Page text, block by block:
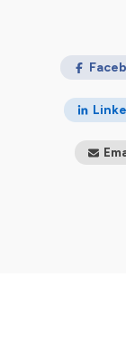
Hébergé par